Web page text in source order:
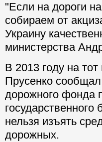
"Если на дороги
собираем от
Украину
министерства
В 2013 году на
Прусенко
дорожного фонда
нельзя изъять
дорожных.